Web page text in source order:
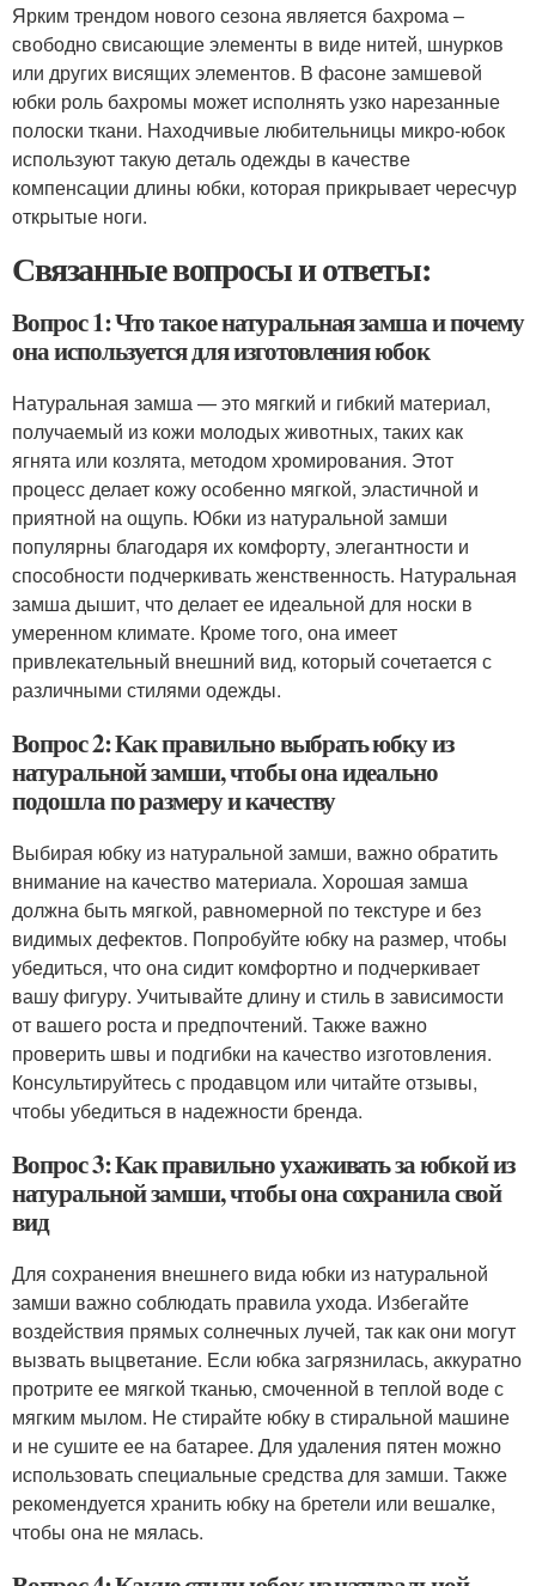
Ярким трендом нового сезона является бахрома –
свободно свисающие элементы в виде нитей, шнурков
или других висящих элементов. В фасоне замшевой
юбки роль бахромы может исполнять узко нарезанные
полоски ткани. Находчивые любительницы микро-юбок
используют такую деталь одежды в качестве
компенсации длины юбки, которая прикрывает чересчур
открытые ноги.
Связанные вопросы и ответы:
Вопрос 1: Что такое натуральная замша и почему
она используется для изготовления юбок
Натуральная замша — это мягкий и гибкий материал,
получаемый из кожи молодых животных, таких как
ягнята или козлята, методом хромирования. Этот
процесс делает кожу особенно мягкой, эластичной и
приятной на ощупь. Юбки из натуральной замши
популярны благодаря их комфорту, элегантности и
способности подчеркивать женственность. Натуральная
замша дышит, что делает ее идеальной для носки в
умеренном климате. Кроме того, она имеет
привлекательный внешний вид, который сочетается с
различными стилями одежды.
Вопрос 2: Как правильно выбрать юбку из
натуральной замши, чтобы она идеально
подошла по размеру и качеству
Выбирая юбку из натуральной замши, важно обратить
внимание на качество материала. Хорошая замша
должна быть мягкой, равномерной по текстуре и без
видимых дефектов. Попробуйте юбку на размер, чтобы
убедиться, что она сидит комфортно и подчеркивает
вашу фигуру. Учитывайте длину и стиль в зависимости
от вашего роста и предпочтений. Также важно
проверить швы и подгибки на качество изготовления.
Консультируйтесь с продавцом или читайте отзывы,
чтобы убедиться в надежности бренда.
Вопрос 3: Как правильно ухаживать за юбкой из
натуральной замши, чтобы она сохранила свой
вид
Для сохранения внешнего вида юбки из натуральной
замши важно соблюдать правила ухода. Избегайте
воздействия прямых солнечных лучей, так как они могут
вызвать выцветание. Если юбка загрязнилась, аккуратно
протрите ее мягкой тканью, смоченной в теплой воде с
мягким мылом. Не стирайте юбку в стиральной машине
и не сушите ее на батарее. Для удаления пятен можно
использовать специальные средства для замши. Также
рекомендуется хранить юбку на бретели или вешалке,
чтобы она не мялась.